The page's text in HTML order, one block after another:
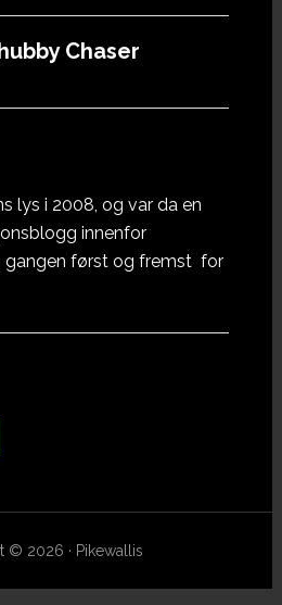
Chaser
lys i 2008, og var da en
innenfor
gangen først og fremst for
© 2026 · Pikewallis